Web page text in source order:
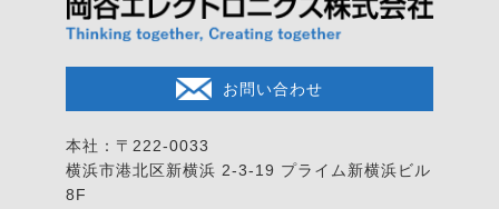
お問い合わせ
本社：〒222-0033
横浜市港北区新横浜 2-3-19 プライム新横浜ビル
8F